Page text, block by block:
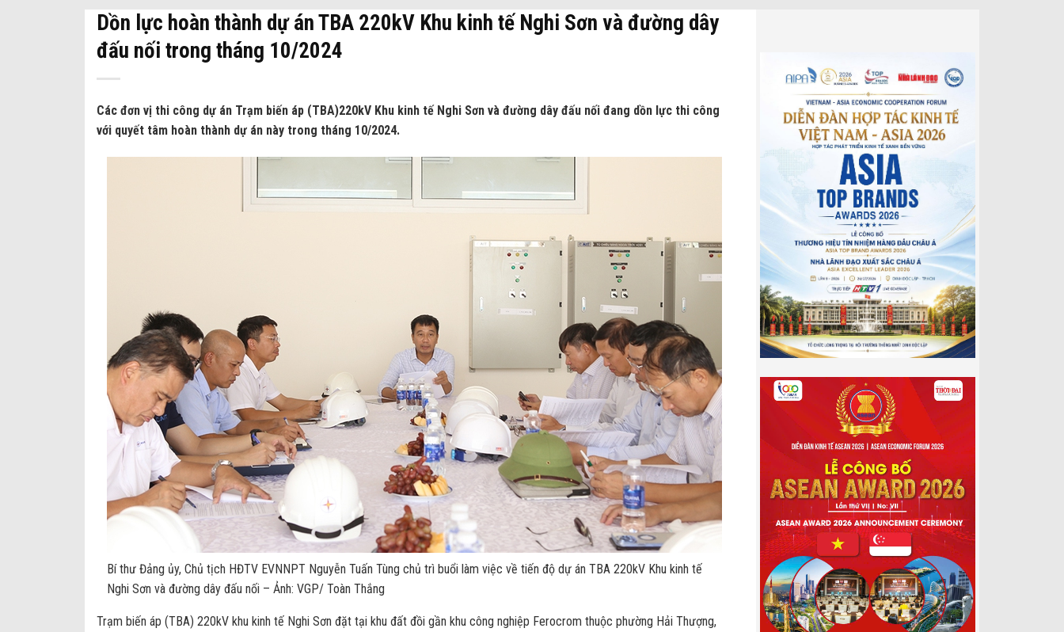
Dồn lực hoàn thành dự án TBA 220kV Khu kinh tế Nghi Sơn và đường dây
đấu nối trong tháng 10/2024
Các đơn vị thi công dự án Trạm biến áp (TBA)220kV Khu kinh tế Nghi Sơn và đường dây đấu nối đang dồn lực thi công
với quyết tâm hoàn thành dự án này trong tháng 10/2024.
Bí thư Đảng ủy, Chủ tịch HĐTV EVNNPT Nguyễn Tuấn Tùng chủ trì buổi làm việc về tiến độ dự án TBA 220kV Khu kinh tế
Nghi Sơn và đường dây đấu nối – Ảnh: VGP/ Toàn Thắng
Trạm biến áp (TBA) 220kV khu kinh tế Nghi Sơn đặt tại khu đất đồi gần khu công nghiệp Ferocrom thuộc phường Hải Thượng,